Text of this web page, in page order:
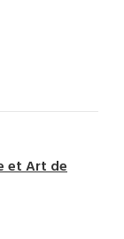
et Art de